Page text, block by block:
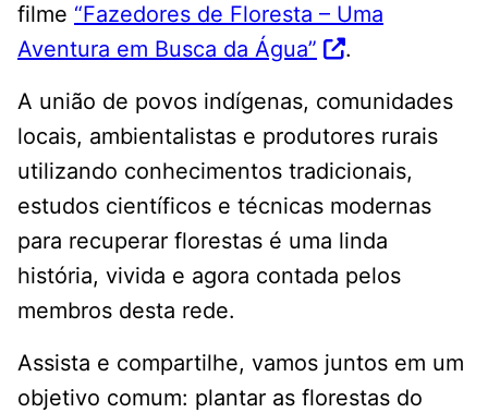
filme “Fazedores de Floresta – Uma
Aventura em Busca da Água”
.
A união de povos indígenas, comunidades
locais, ambientalistas e produtores rurais
utilizando conhecimentos tradicionais,
estudos científicos e técnicas modernas
para recuperar florestas é uma linda
história, vivida e agora contada pelos
membros desta rede.
Assista e compartilhe, vamos juntos em um
objetivo comum: plantar as florestas do